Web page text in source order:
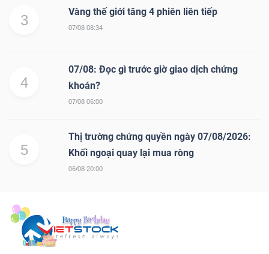
3
Vàng thế giới tăng 4 phiên liên tiếp
07/08 08:34
4
07/08: Đọc gì trước giờ giao dịch chứng
khoán?
07/08 06:00
5
Thị trường chứng quyền ngày 07/08/2026:
Khối ngoại quay lại mua ròng
06/08 20:00